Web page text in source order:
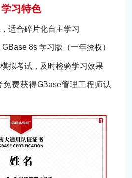
学习特色
适合碎片化自主学习
8s 学习版（一年授权）
拟考试，及时检验学习效果
免费获得GBase管理工程师认